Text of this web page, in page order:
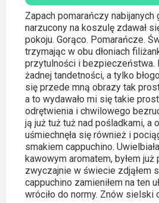
Kino
azjatyckie
Kino
europejskie
Kino
polskie
Komedie
Korea
Południowa
Zapach pomarańczy nabijanych
narzucony na koszulę zdawał
pokoju. Gorąco. Pomarańcze.
trzymając w obu dłoniach
przytulności i bezpieczeństwa.
żadnej tandetności, a tylko
się przede mną obrazy tak
a to wydawało mi się takie
odrętwienia i chwilowego
ją już tuż tuż nad pośladkami, a
uśmiechnęła się również i
smakiem cappuchino.
kawowym aromatem, byłem
zwyczajnie w świecie zdjąłem
cappuchino zamieniłem na ten
wróciło do normy. Znów sielski